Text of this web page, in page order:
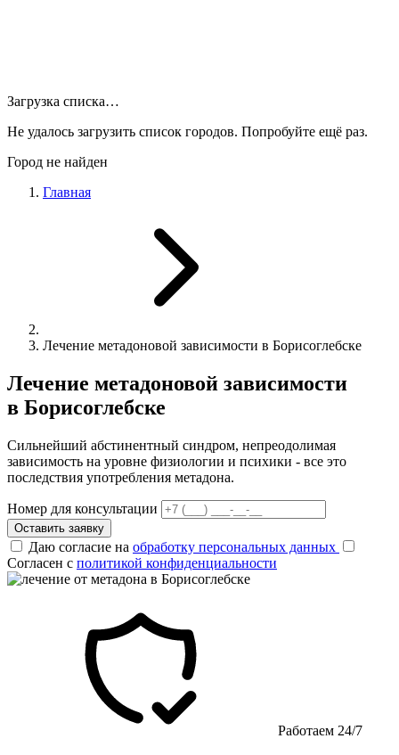
Загрузка списка…
Не удалось загрузить список городов. Попробуйте ещё раз.
Город не найден
Главная
Лечение метадоновой зависимости в Борисоглебске
Лечение метадоновой зависимости
в Борисоглебске
Сильнейший абстинентный синдром, непреодолимая
зависимость на уровне физиологии и психики - все это
последствия употребления метадона.
Номер для консультации
Оставить заявку
Даю согласие на обработку персональных данных
Согласен с политикой конфиденциальности
Работаем 24/7